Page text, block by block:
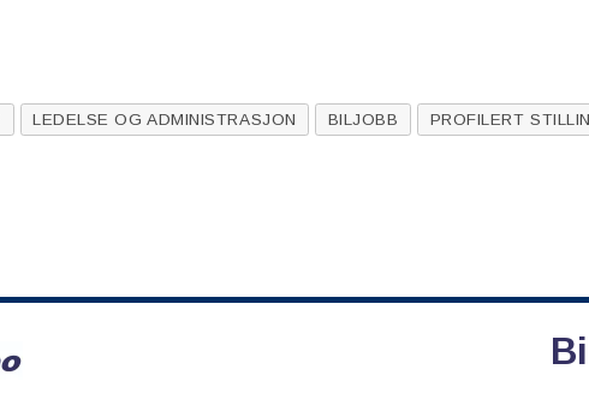
LEDELSE OG ADMINISTRASJON BILJOBB PROFILERT